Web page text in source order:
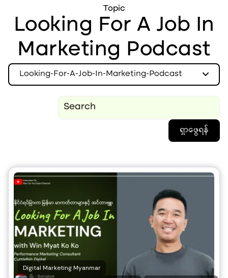
Topic
Looking For A Job In
Marketing Podcast
Looking-For-A-Job-In-Marketing-Podcast
ရှာဖွေရန်
Digital Marketing Myanmar